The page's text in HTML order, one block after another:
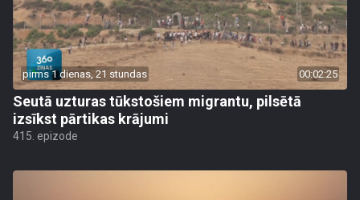
pirms 1 dienas, 21 stundas 00:02:25
Seutā uzturas tūkstošiem migrantu, pilsētā
izsīkst pārtikas krājumi
415. epizode